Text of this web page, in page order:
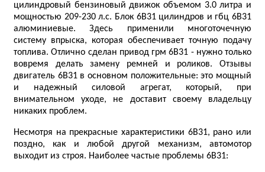
цилиндровый бензиновый движок объемом 3.0 литра и
мощностью 209-230 л.с. Блок 6B31 цилиндров и гбц 6B31
алюминиевые. Здесь применили многоточечную
систему впрыска, которая обеспечивает точную подачу
топлива. Отлично сделан привод грм 6B31 - нужно только
вовремя делать замену ремней и роликов. Отзывы
двигатель 6B31 в основном положительные: это мощный
и надежный силовой агрегат, который, при
внимательном уходе, не доставит своему владельцу
никаких проблем.
Несмотря на прекрасные характеристики 6B31, рано или
поздно, как и любой другой механизм, автомотор
выходит из строя. Наиболее частые проблемы 6B31: